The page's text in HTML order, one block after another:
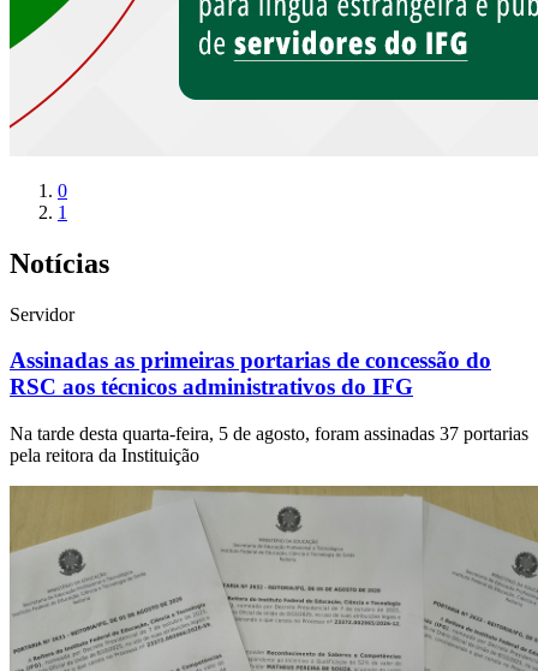
0
1
Notícias
Servidor
Assinadas as primeiras portarias de concessão do
RSC aos técnicos administrativos do IFG
Na tarde desta quarta-feira, 5 de agosto, foram assinadas 37 portarias
pela reitora da Instituição